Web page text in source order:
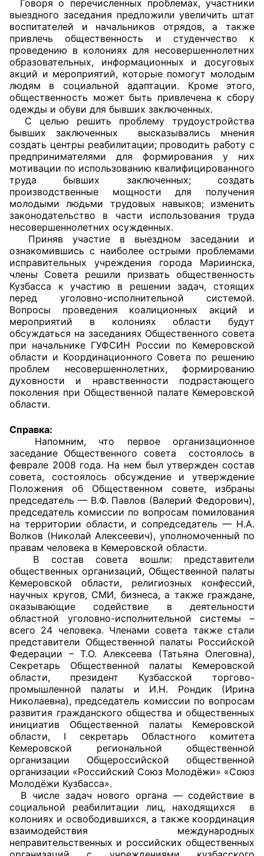
Соглашения
Рекомендации
Порядок работы ЦОН
Аппарат ОП КО
УСТАВ ГКУ “АППАРАТ ОП КО”
Доходы руководителя за 2024 г.
Говоря о перечисленных проблемах, участники
выездного заседания предложили увеличить штат
воспитателей и начальников отрядов, а также
привлечь общественность и студенчество к
проведению в колониях для несовершеннолетних
образовательных, информационных и досуговых
акций и мероприятий, которые помогут молодым
людям в социальной адаптации. Кроме этого,
общественность может быть привлечена к сбору
одежды и обуви для бывших заключенных.
С целью решить проблему трудоустройства
бывших заключенных высказывались мнения
создать центры реабилитации; проводить работу с
предпринимателями для формирования у них
мотивации по использованию квалифицированного
труда бывших заключенных; создать
производственные мощности для получения
молодыми людьми трудовых навыков; изменить
законодательство в части использования труда
несовершеннолетних осужденных.
Приняв участие в выездном заседании и
ознакомившись с наиболее острыми проблемами
исправительных учреждения города Мариинска,
члены Совета решили призвать общественность
Кузбасса к участию в решении задач, стоящих
перед уголовно-исполнительной системой.
Вопросы проведения коалиционных акций и
мероприятий в колониях области будут
обсуждаться на заседаниях Общественного совета
при начальнике ГУФСИН России по Кемеровской
области и Координационного Совета по решению
проблем несовершеннолетних, формированию
духовности и нравственности подрастающего
поколения при Общественной палате Кемеровской
области.
Справка:
Напомним, что первое организационное
заседание Общественного совета состоялось в
феврале 2008 года. На нем был утвержден состав
совета, состоялось обсуждение и утверждение
Положения об Общественном совете, избраны
председатель — В.Ф. Павлов (Валерий Федорович),
председатель комиссии по вопросам помилования
на территории области, и сопредседатель — Н.А.
Волков (Николай Алексеевич), уполномоченный по
правам человека в Кемеровской области.
В состав совета вошли: представители
общественных организаций, Общественной палаты
Кемеровской области, религиозных конфессий,
научных кругов, СМИ, бизнеса, а также граждане,
оказывающие содействие в деятельности
областной уголовно-исполнительной системы –
всего 24 человека. Членами совета также стали
представители Общественной палаты Российской
Федерации – Т.О. Алексеева (Татьяна Олеговна),
Секретарь Общественной палаты Кемеровской
области, президент Кузбасской торгово-
промышленной палаты и И.Н. Рондик (Ирина
Николаевна), председатель комиссии по вопросам
развития гражданского общества и общественных
инициатив Общественной палаты Кемеровской
области, I секретарь Областного комитета
Кемеровской региональной общественной
организации Общероссийской общественной
организации «Российский Союз Молодёжи» «Союз
Молодёжи Кузбасса».
В числе задач нового органа — содействие в
социальной реабилитации лиц, находящихся в
колониях и освободившихся, а также координация
взаимодействия международных
неправительственных и российских общественных